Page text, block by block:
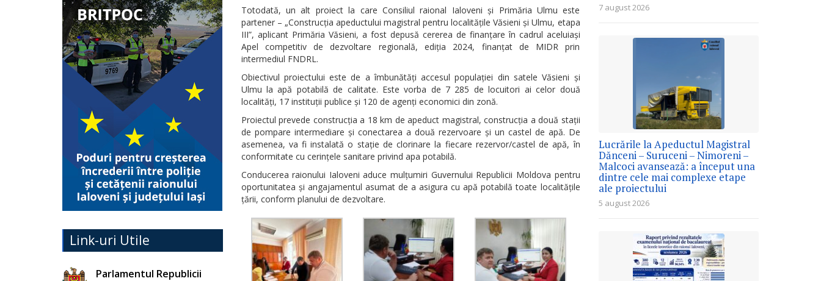
Link-uri Utile
Parlamentul Republicii
Totodată, un alt proiect la care Consiliul raional Ialoveni și Primăria Ulmu este
partener – „Construcția apeductului magistral pentru localitățile Văsieni și Ulmu, etapa
III”, aplicant Primăria Văsieni, a fost depusă cererea de finanțare în cadrul aceluiași
Apel competitiv de dezvoltare regională, ediția 2024, finanțat de MIDR prin
intermediul FNDRL.
Obiectivul proiectului este de a îmbunătăți accesul populației din satele Văsieni și
Ulmu la apă potabilă de calitate. Este vorba de 7 285 de locuitori ai celor două
localități, 17 instituții publice și 120 de agenți economici din zonă.
Proiectul prevede construcția a 18 km de apeduct magistral, construcția a două stații
de pompare intermediare și conectarea a două rezervoare și un castel de apă. De
asemenea, va fi instalată o stație de clorinare la fiecare rezervor/castel de apă, în
conformitate cu cerințele sanitare privind apa potabilă.
Conducerea raionului Ialoveni aduce mulțumiri Guvernului Republicii Moldova pentru
oportunitatea și angajamentul asumat de a asigura cu apă potabilă toate localitățile
țării, conform planului de dezvoltare.
7 august 2026
Lucrările la Apeductul Magistral
Dănceni – Suruceni – Nimoreni –
Malcoci avansează: a început una
dintre cele mai complexe etape
ale proiectului
5 august 2026